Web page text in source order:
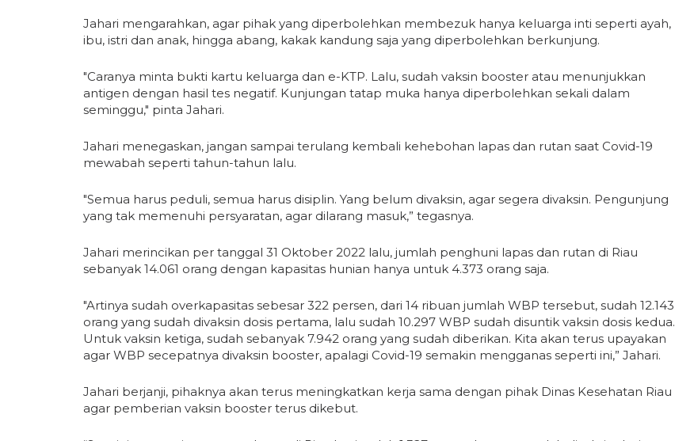
Jahari mengarahkan, agar pihak yang diperbolehkan membezuk hanya keluarga inti seperti ayah,
ibu, istri dan anak, hingga abang, kakak kandung saja yang diperbolehkan berkunjung.
"Caranya minta bukti kartu keluarga dan e-KTP. Lalu, sudah vaksin booster atau menunjukkan
antigen dengan hasil tes negatif. Kunjungan tatap muka hanya diperbolehkan sekali dalam
seminggu," pinta Jahari.
Jahari menegaskan, jangan sampai terulang kembali kehebohan lapas dan rutan saat Covid-19
mewabah seperti tahun-tahun lalu.
"Semua harus peduli, semua harus disiplin. Yang belum divaksin, agar segera divaksin. Pengunjung
yang tak memenuhi persyaratan, agar dilarang masuk,” tegasnya.
Jahari merincikan per tanggal 31 Oktober 2022 lalu, jumlah penghuni lapas dan rutan di Riau
sebanyak 14.061 orang dengan kapasitas hunian hanya untuk 4.373 orang saja.
"Artinya sudah overkapasitas sebesar 322 persen, dari 14 ribuan jumlah WBP tersebut, sudah 12.143
orang yang sudah divaksin dosis pertama, lalu sudah 10.297 WBP sudah disuntik vaksin dosis kedua.
Untuk vaksin ketiga, sudah sebanyak 7.942 orang yang sudah diberikan. Kita akan terus upayakan
agar WBP secepatnya divaksin booster, apalagi Covid-19 semakin mengganas seperti ini,” Jahari.
Jahari berjanji, pihaknya akan terus meningkatkan kerja sama dengan pihak Dinas Kesehatan Riau
agar pemberian vaksin booster terus dikebut.